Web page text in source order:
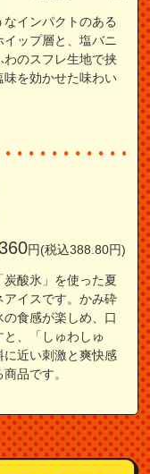
なインパクトのある
イップ層と、塩バニ
わのスフレ生地で挟
を効かせた味わい
円(税込388.80円)
酸氷」を使った夏
アイスです。かみ砕
の食感が楽しめ、口
、「しゅわしゅ
に近い刺激と爽快感
品です。